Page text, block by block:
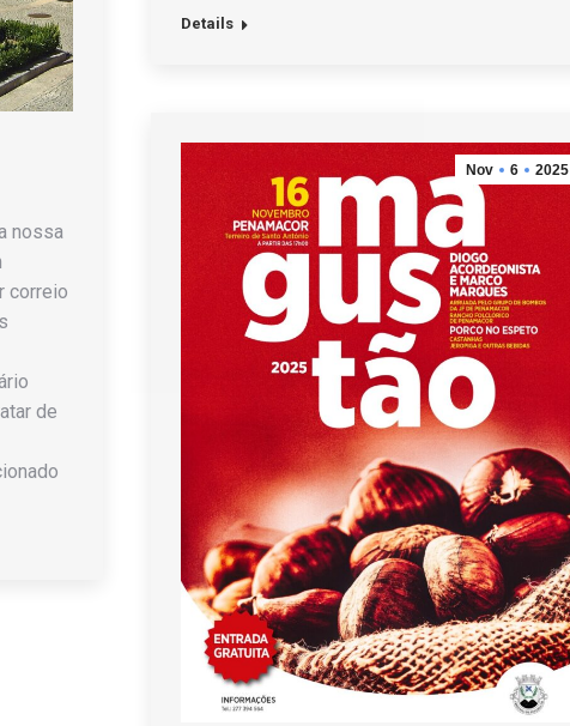
Details
nossa
correio
de
Nov 6 2025